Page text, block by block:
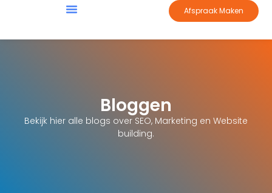
Afspraak Maken
Bloggen
Bekijk hier alle blogs over SEO, Marketing en Website
building.